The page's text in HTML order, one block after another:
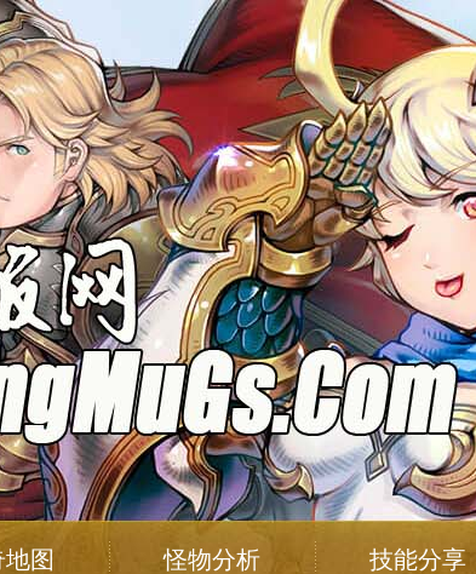
地图 怪物分析 技能分享